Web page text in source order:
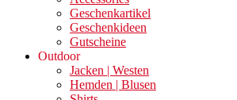
Geschenkartikel
Geschenkideen
Gutscheine
Outdoor
Jacken | Westen
Hemden | Blusen